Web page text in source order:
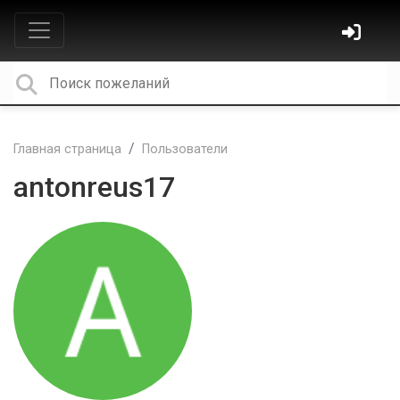
Главная страница Пользователи
antonreus17